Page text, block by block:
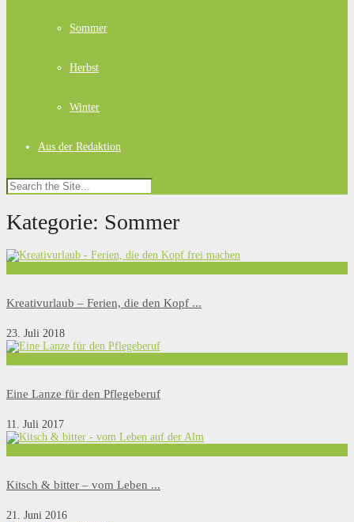
Sommer
Herbst
Winter
Aus der Redaktion
Kategorie: Sommer
Kreativurlaub – Ferien, die den Kopf ...
23. Juli 2018
Eine Lanze für den Pflegeberuf
11. Juli 2017
Kitsch & bitter – vom Leben ...
21. Juni 2016